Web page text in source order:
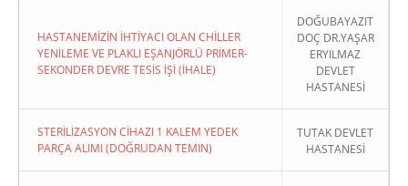
HASTANEMİZİN İHTİYACI OLAN CHİLLER
YENİLEME VE PLAKLI EŞANJÖRLÜ PRİMER-
SEKONDER DEVRE TESİS İŞİ (İHALE)
DOĞUBAYAZIT
DOÇ DR.YAŞAR
ERYILMAZ
DEVLET
HASTANESİ
STERİLİZASYON CİHAZI 1 KALEM YEDEK
PARÇA ALIMI (DOĞRUDAN TEMIN)
TUTAK DEVLET
HASTANESİ